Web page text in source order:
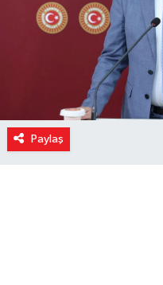
Paylaş